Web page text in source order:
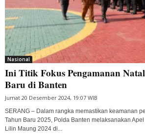
Nasional
Ini Titik Fokus Pengamanan
Baru di Banten
Jumat 20 Desember 2024, 19:07 WIB
SERANG – Dalam rangka memastikan keamanan
Tahun Baru 2025, Polda Banten melaksanakan
Lilin Maung 2024 di...